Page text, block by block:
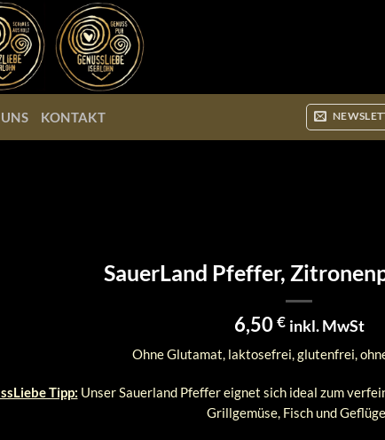
KONTAKT
SauerLand Pfeffer,
6,50 € inkl. MwSt
Ohne Glutamat, laktosefrei, glutenfrei,
Tipp: Unser Sauerland Pfeffer eignet sich ideal zum
Grillgemüse, Fisch und